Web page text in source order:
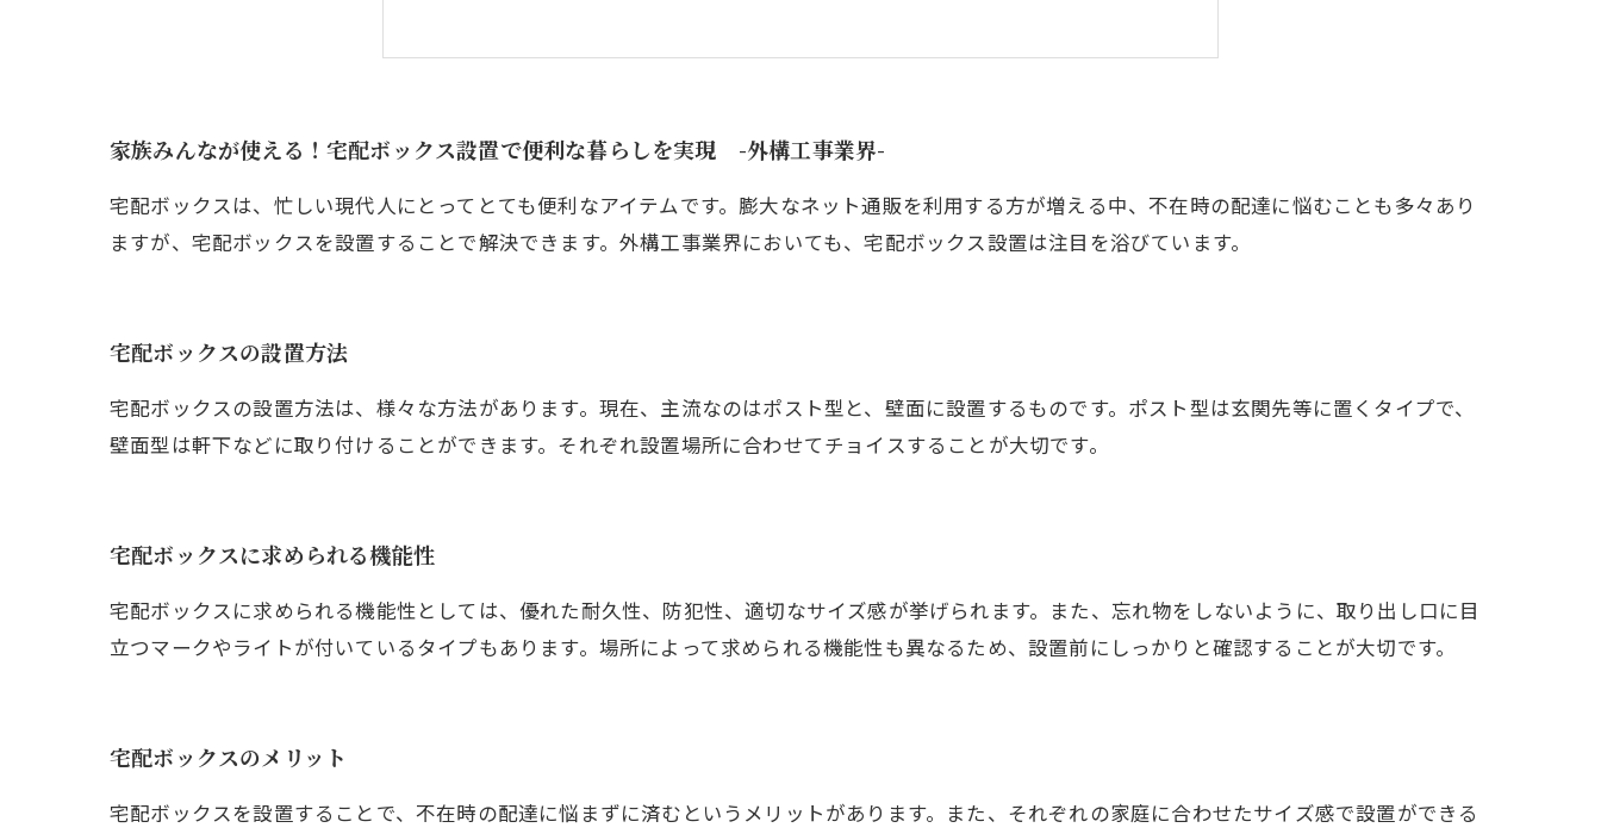
家族みんなが使える！宅配ボックス設置で便利な暮らしを実現 -外構工事業界-
宅配ボックスは、忙しい現代人にとってとても便利なアイテムです。膨大なネット通販を利用する方が増える中、不在時の配達に悩むことも多々あり
ますが、宅配ボックスを設置することで解決できます。外構工事業界においても、宅配ボックス設置は注目を浴びています。
宅配ボックスの設置方法
宅配ボックスの設置方法は、様々な方法があります。現在、主流なのはポスト型と、壁面に設置するものです。ポスト型は玄関先等に置くタイプで、
壁面型は軒下などに取り付けることができます。それぞれ設置場所に合わせてチョイスすることが大切です。
宅配ボックスに求められる機能性
宅配ボックスに求められる機能性としては、優れた耐久性、防犯性、適切なサイズ感が挙げられます。また、忘れ物をしないように、取り出し口に目
立つマークやライトが付いているタイプもあります。場所によって求められる機能性も異なるため、設置前にしっかりと確認することが大切です。
宅配ボックスのメリット
宅配ボックスを設置することで、不在時の配達に悩まずに済むというメリットがあります。また、それぞれの家庭に合わせたサイズ感で設置ができる